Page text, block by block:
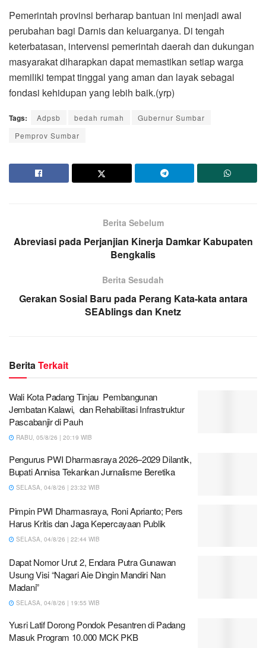
Pemerintah provinsi berharap bantuan ini menjadi awal
perubahan bagi Darnis dan keluarganya. Di tengah
keterbatasan, intervensi pemerintah daerah dan dukungan
masyarakat diharapkan dapat memastikan setiap warga
memiliki tempat tinggal yang aman dan layak sebagai
fondasi kehidupan yang lebih baik.(yrp)
Tags: Adpsb bedah rumah
Gubernur Sumbar
Pemprov Sumbar
Berita Sebelum
Abreviasi pada Perjanjian Kinerja Damkar Kabupaten
Bengkalis
Berita Sesudah
Gerakan Sosial Baru pada Perang Kata-kata antara
SEAblings dan Knetz
BeritaTerkait
Wali Kota Padang Tinjau Pembangunan
Jembatan Kalawi, dan Rehabilitasi Infrastruktur
Pascabanjir di Pauh
RABU, 05/8/26 | 20:19 WIB
Pengurus PWI Dharmasraya 2026–2029 Dilantik,
Bupati Annisa Tekankan Jurnalisme Beretika
SELASA, 04/8/26 | 23:32 WIB
Pimpin PWI Dharmasraya, Roni Aprianto; Pers
Harus Kritis dan Jaga Kepercayaan Publik
SELASA, 04/8/26 | 22:44 WIB
Dapat Nomor Urut 2, Endara Putra Gunawan
Usung Visi “Nagari Aie Dingin Mandiri Nan
Madani”
SELASA, 04/8/26 | 19:55 WIB
Yusri Latif Dorong Pondok Pesantren di Padang
Masuk Program 10.000 MCK PKB